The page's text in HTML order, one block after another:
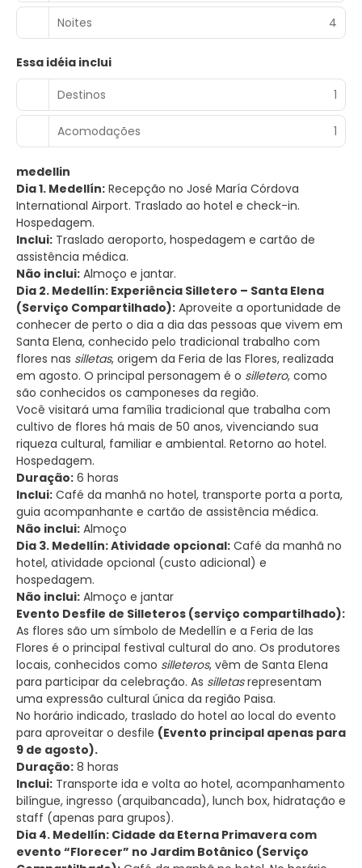
Noites 4
Essa idéia inclui
Destinos
1
Acomodações 1
medellin
Dia 1. Medellín: Recepção no José María Córdova
International Airport. Traslado ao hotel e check-in.
Hospedagem.
Inclui: Traslado aeroporto, hospedagem e cartão de
assistência médica.
Não inclui: Almoço e jantar.
Dia 2. Medellín: Experiência Silletero – Santa Elena
(Serviço Compartilhado): Aproveite a oportunidade de
conhecer de perto o dia a dia das pessoas que vivem em
Santa Elena, conhecido pelo tradicional trabalho com
flores nas silletas, origem da Feria de las Flores, realizada
em agosto. O principal personagem é o silletero, como
são conhecidos os camponeses da região.
Você visitará uma família tradicional que trabalha com
cultivo de flores há mais de 50 anos, vivenciando sua
riqueza cultural, familiar e ambiental. Retorno ao hotel.
Hospedagem.
Duração: 6 horas
Inclui: Café da manhã no hotel, transporte porta a porta,
guia acompanhante e cartão de assistência médica.
Não inclui: Almoço
Dia 3. Medellín: Atividade opcional: Café da manhã no
hotel, atividade opcional (custo adicional) e
hospedagem.
Não inclui: Almoço e jantar
Evento Desfile de Silleteros (serviço compartilhado):
As flores são um símbolo de Medellín e a Feria de las
Flores é o principal festival cultural do ano. Os produtores
locais, conhecidos como silleteros, vêm de Santa Elena
para participar da celebração. As silletasrepresentam
uma expressão cultural única da região Paisa.
No horário indicado, traslado do hotel ao local do evento
para aproveitar o desfile (Evento principal apenas para
9 de agosto).
Duração: 8 horas
Inclui: Transporte ida e volta ao hotel, acompanhamento
bilíngue, ingresso (arquibancada), lunch box, hidratação e
staff (apenas para grupos).
Dia 4. Medellín: Cidade da Eterna Primavera com
evento “Florecer” no Jardim Botânico (Serviço